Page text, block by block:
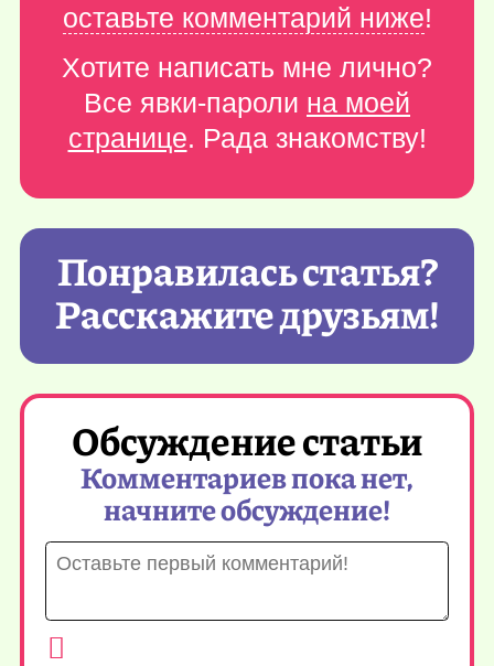
оставьте комментарий ниже!
Хотите написать мне лично?
Все явки-пароли на моей
странице. Рада знакомству!
Понравилась статья?
Расскажите друзьям!
Обсуждение статьи
Комментариев пока нет,
начните обсуждение!